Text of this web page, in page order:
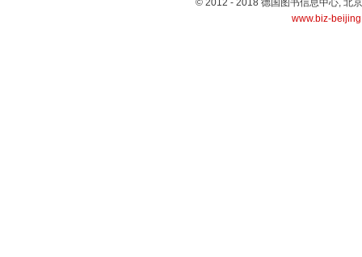
© 2012 - 2018 德国图书信息中心, 北
www.biz-